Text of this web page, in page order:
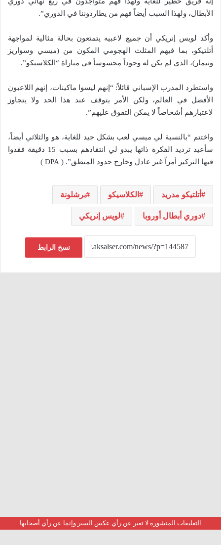
الأبطال، ولهذا السبب أيضاً فهم من يطاردوننا في الدوري”.
وأكد لويس إنريكي أن جميع لاعبيه يتمتعون بحالة مثالية لمواجهة
أتلتيكو، بما فيهم المثلث الهجومي المكون من (ميسي وسواريز
ونيمار)، الذي لم يكن له وجوداً محسوساً في مباراة “الكلاسيكو”.
واستطرد المدرب الإسباني قائلاً: “إنهم ليسوا ماكينات، إنهم اللاعبون
الأفضل في العالم، ولكن الأمر يتوقف عند هذا الحد ولا يتجاوز
لاعتبارهم أشخاصاً لا يمكن التفوق عليهم”.
واختتم “بالنسبة لي ميسي لعب بشكل جيد للغاية، هو والثلاثي أيضاً،
سأعيد ترديد الفكرة ذاتها يبدو لي انتقادهم بسبب 15 دقيقة فقدوا
فيها التركيز أمراً غير عادل وخارج حدود المنطق”. ( DPA )
أتلتيكو مدريد الكلاسيكو برشلونة
دوري أبطال أوروبا لويس إنريكي
نسخ الرابط
التعليقات المنشورة لا تعبر عن رأي عكس السير وإنما عن رأي أصحابها